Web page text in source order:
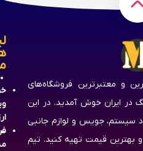
و معتبرترین فروشگاه‌های
در ایران خوش آمدید. در این
سیستم، جویس و لوازم جانبی
و بهترین قیمت تهیه کنید. تیم